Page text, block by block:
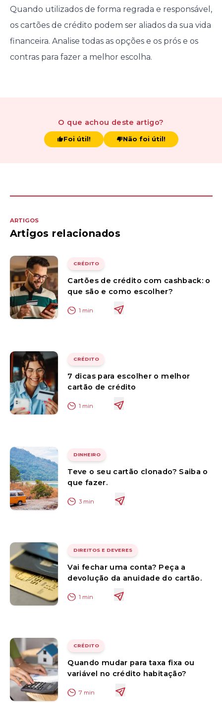
Quando utilizados de forma regrada e responsável,
os cartões de crédito podem ser aliados da sua vida
financeira. Analise todas as opções e os prós e os
contras para fazer a melhor escolha.
O que achou deste artigo?
Foi útil! Não foi útil!
ARTIGOS
Artigos relacionados
CRÉDITO
Cartões de crédito com cashback: o
que são e como escolher?
1 min
CRÉDITO
7 dicas para escolher o melhor
cartão de crédito
1 min
DINHEIRO
Teve o seu cartão clonado? Saiba o
que fazer.
3 min
DIREITOS E DEVERES
Vai fechar uma conta? Peça a
devolução da anuidade do cartão.
1 min
CRÉDITO
Quando mudar para taxa fixa ou
variável no crédito habitação?
7 min